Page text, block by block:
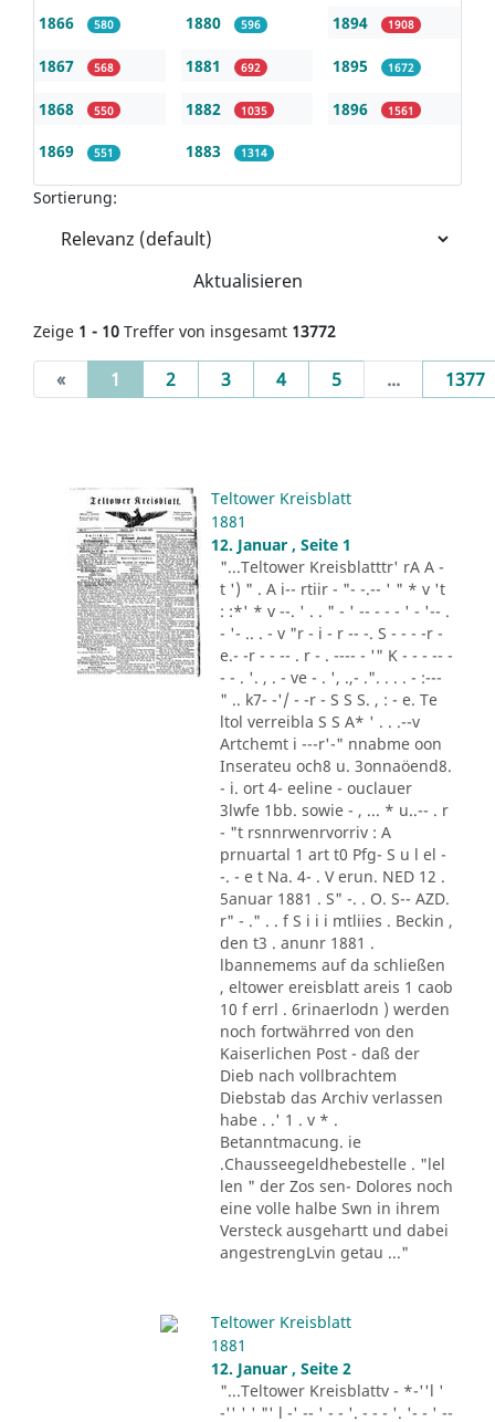
1866 580
1867 568
1868 550
1869 551
1880 596
1881 692
1882 1035
1883 1314
1894 1908
1895 1672
1896 1561
Sortierung:
Aktualisieren
Zeige 1 - 10 Treffer von insgesamt 13772
« 1 (current)
2 3 4 5 ... 1377
Teltower Kreisblatt
1881
12. Januar , Seite 1
"...Teltower Kreisblatttr' rA A -
t ') " . A i-- rtiir - "- -.-- ' " * v 't
: :*' * v --. ' . . " - ' -- - - - ' - '-- .
- '- .. . - v "r - i - r -- -. S - - - -r -
e.- -r - - -- . r - . ---- - '" K - - - -- -
- - . '. , . - ve - . ', .,- .". . . . - :---
" .. k7- -'/ - -r - S S S. , : - e. Te
ltol verreibla S S A* ' . . .--v
Artchemt i ---r'-" nnabme oon
Inserateu och8 u. 3onnaöend8.
- i. ort 4- eeline - ouclauer
3lwfe 1bb. sowie - , ... * u..-- . r
- "t rsnnrwenrvorriv : A
prnuartal 1 art t0 Pfg- S u l el -
-. - e t Na. 4- . V erun. NED 12 .
5anuar 1881 . S" -. . O. S-- AZD.
r" - ." . . f S i i i mtliies . Beckin ,
den t3 . anunr 1881 .
lbannemems auf da schließen
, eltower ereisblatt areis 1 caob
10 f errl . 6rinaerlodn ) werden
noch fortwährred von den
Kaiserlichen Post - daß der
Dieb nach vollbrachtem
Diebstab das Archiv verlassen
habe . .' 1 . v * .
Betanntmacung. ie
.Chausseegeldhebestelle . "lel
len " der Zos sen- Dolores noch
eine volle halbe Swn in ihrem
Versteck ausgehartt und dabei
angestrengLvin getau ..."
Teltower Kreisblatt
1881
12. Januar , Seite 2
"...Teltower Kreisblattv - *-''l '
-'' ' ' "' l -' -- ' - - '. - - - '. '- - ' --